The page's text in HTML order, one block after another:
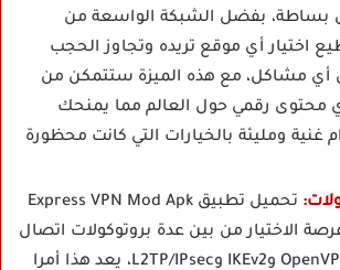
بساطة، بفضل الشبكة الواسعة من
اختيار أي موقع تريده وتجاوز الحجب
أي مشاكل، مع هذه الميزة ستتمكن من
محتوى رقمي حول العالم مما يمنحك
غنية ومليئة بالخيارات التي كانت محظورة
تحميل تطبيق Express VPN Mod Apk
الاختيار من بين عدة بروتوكولات اتصال
بما في ذلك OpenVPN وIKEv2 وL2TP/IPsec، يعد هذا أمرا